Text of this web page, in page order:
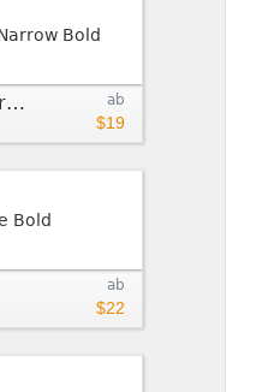
ab
$19
Vektori Super Narrow Bold
ab
$22